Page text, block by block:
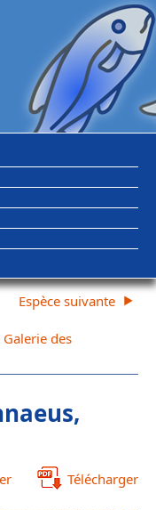
Galerie des
Espèce suivante
Télécharger